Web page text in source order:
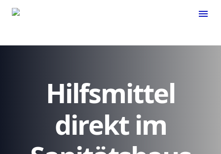
menu
Hilfsmittel
direkt im